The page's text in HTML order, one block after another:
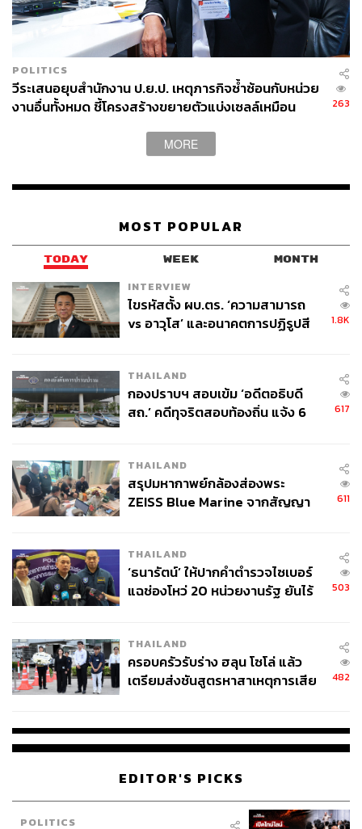
POLITICS
วีระเสนอยุบสำนักงาน ป.ย.ป. เหตุภารกิจซ้ำซ้อนกับหน่วย
งานอื่นทั้งหมด ชี้โครงสร้างขยายตัวแบ่งเซลล์เหมือน
263
MORE
MOST POPULAR
TODAY WEEK MONTH
INTERVIEW
ไขรหัสตั้ง ผบ.ตร. ‘ความสามารถ
vs อาวุโส’ และอนาคตการปฏิรูปสี
1.8K
THAILAND
กองปราบฯ สอบเข้ม ‘อดีตอธิบดี
สถ.’ คดีทุจริตสอบท้องถิ่น แจ้ง 6
617
THAILAND
สรุปมหากาพย์กล้องส่องพระ
ZEISS Blue Marine จากสัญญา
จ่ายหนี้-แอบระบุแบรนด์
611
THAILAND
‘ธนารัตน์’ ให้ปากคำตำรวจไซเบอร์
แฉช่องโหว่ 20 หน่วยงานรัฐ ยันไร้
503
THAILAND
ครอบครัวรับร่าง ฮลุน โซโล่ แล้ว
เตรียมส่งชันสูตรหาสาเหตุการเสีย
482
EDITOR'S PICKS
POLITICS